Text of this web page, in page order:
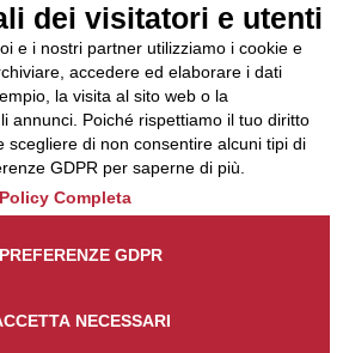
di
utilizzando
seguente
reclami/.
dei visitatori e utenti
e i nostri partner utilizziamo i cookie e
accedere ed elaborare i dati
la visita al sito web o la
annunci. Poiché rispettiamo il tuo diritto
scegliere di non consentire alcuni tipi di
GDPR per saperne di più.
Completa
NECESSARI
PREFERENZE GDPR